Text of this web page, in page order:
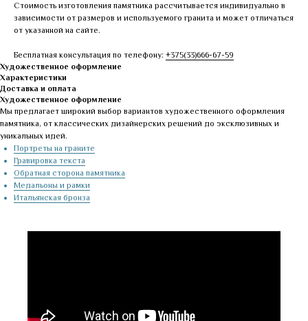
Стоимость изготовления памятника рассчитывается индивидуально в
зависимости от размеров и используемого гранита и может отличаться
от указанной на сайте.
Бесплатная консультация по телефону: +375(33)666-67-59
Художественное оформление
Характеристики
Доставка и оплата
Художественное оформление
Мы предлагает широкий выбор вариантов художественного оформления
памятника, от классических дизайнерских решений до эксклюзивных и
уникальных идей.
Портреты на граните
Гравировка текста
Обратная сторона памятника
Медальоны и рамки
Итальянская бронза